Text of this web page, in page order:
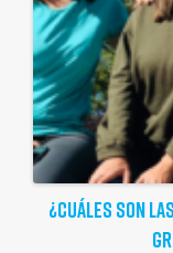
¿CUÁLES SON